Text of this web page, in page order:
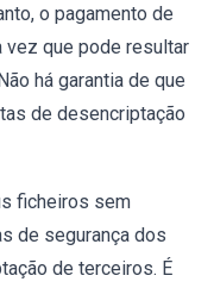
o pagamento de
vez que pode resultar
há garantia de que
de desencriptação
ficheiros sem
de segurança dos
de terceiros. É